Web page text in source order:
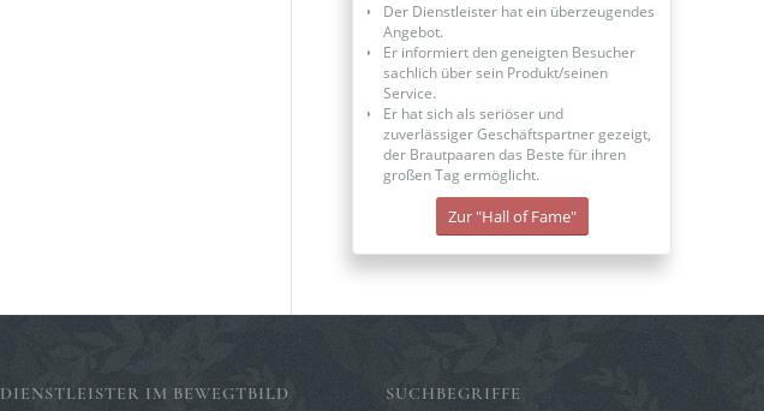
Der Dienstleister hat ein überzeugendes
Angebot.
Er informiert den geneigten Besucher
sachlich über sein Produkt/seinen
Service.
Er hat sich als seriöser und
zuverlässiger Geschäftspartner gezeigt,
der Brautpaaren das Beste für ihren
großen Tag ermöglicht.
Zur "Hall of Fame"
DIENSTLEISTER IM BEWEGTBILD SUCHBEGRIFFE